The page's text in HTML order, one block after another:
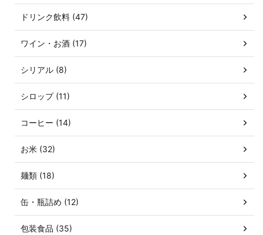
ドリンク飲料 (47)
ワイン・お酒 (17)
シリアル (8)
シロップ (11)
コーヒー (14)
お米 (32)
麺類 (18)
缶・瓶詰め (12)
包装食品 (35)